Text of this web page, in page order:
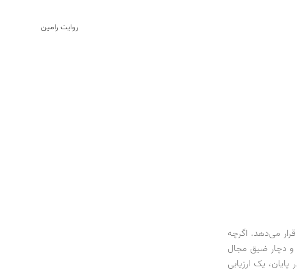
روایت رامین
می‌دهد. اگرچه
و دچار ضیق مجال
یک ارزیابی